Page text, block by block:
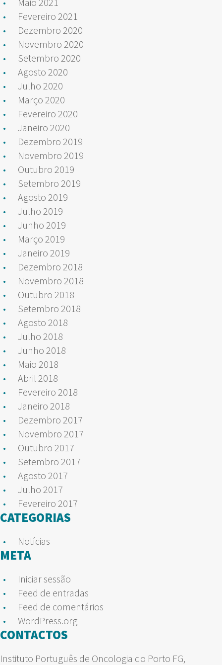
Fevereiro 2021
Dezembro 2020
Novembro 2020
Setembro 2020
Agosto 2020
Julho 2020
Março 2020
Fevereiro 2020
Janeiro 2020
Dezembro 2019
Novembro 2019
Outubro 2019
Setembro 2019
Agosto 2019
Julho 2019
Junho 2019
Março 2019
Janeiro 2019
Dezembro 2018
Novembro 2018
Outubro 2018
Setembro 2018
Agosto 2018
Julho 2018
Junho 2018
Maio 2018
Abril 2018
Fevereiro 2018
Janeiro 2018
Dezembro 2017
Novembro 2017
Outubro 2017
Setembro 2017
Agosto 2017
Julho 2017
Fevereiro 2017
CATEGORIAS
Notícias
META
Iniciar sessão
Feed de entradas
Feed de comentários
WordPress.org
CONTACTOS
Instituto Português de Oncologia do Porto FG,